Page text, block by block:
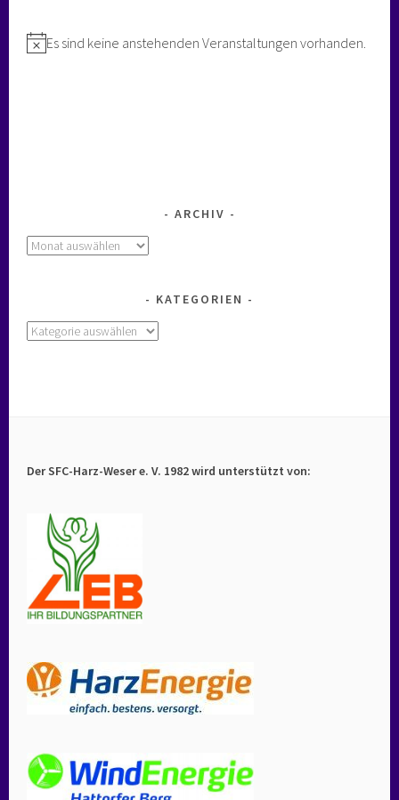
Hinweis
Es sind keine anstehenden Veranstaltungen vorhanden.
ARCHIV
Archiv
KATEGORIEN
Kategorien
Der SFC-Harz-Weser e. V. 1982 wird unterstützt von: